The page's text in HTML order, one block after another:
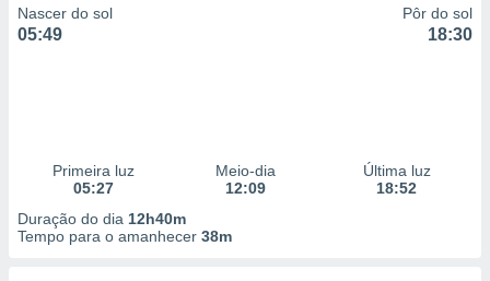
Nascer do sol
05:49
Pôr do sol
18:30
Primeira luz
05:27
Meio-dia
12:09
Última luz
18:52
Duração do dia 12h40m
Tempo para o amanhecer 38m